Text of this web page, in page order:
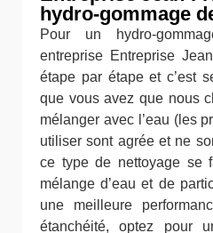
hydro-gommage
Pour un hydro-
entreprise Entreprise
étape par étape et c’est
que vous avez que nous
mélanger avec l’eau (les
utiliser sont agrée et ne
ce type de nettoyage se
mélange d’eau et de
une meilleure
étanchéité, optez pour